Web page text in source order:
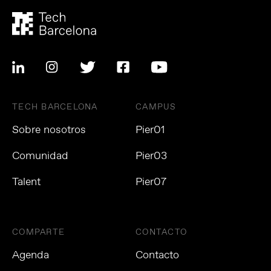
TECH BARCELONA
Sobre nosotros
Comunidad
Talent
CAMPUS
Pier01
Pier03
Pier07
COMPARTE
Agenda
CONTACTO
Contacto